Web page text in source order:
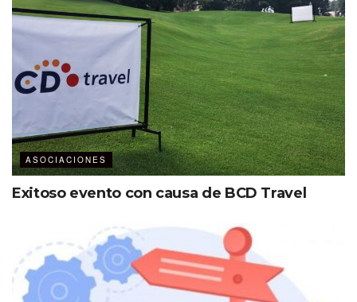
Latinoamérica presente en el WEC 2023.
Al WEC 2023 asistieron más de 100
miembros de Latinoamérica, cifra récord en
la historia del evento.
ASOCIACIONES
Exitoso evento con causa de BCD Travel